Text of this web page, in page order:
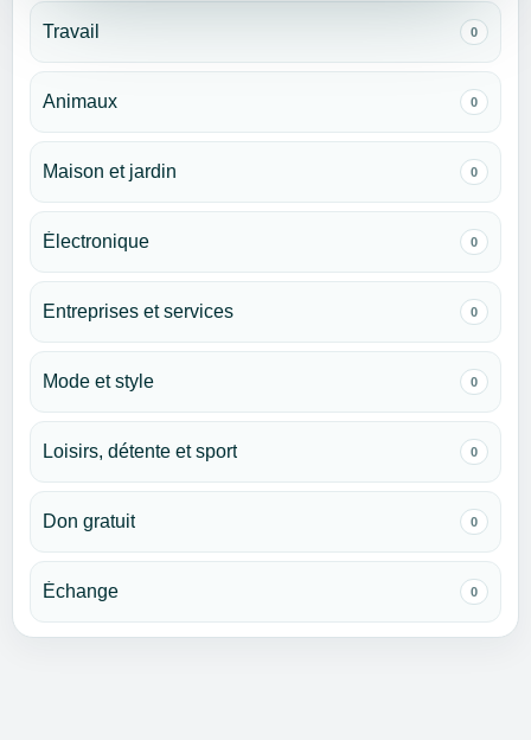
Travail 0
Animaux 0
Maison et jardin 0
Électronique 0
Entreprises et services 0
Mode et style 0
Loisirs, détente et sport 0
Don gratuit 0
Échange 0